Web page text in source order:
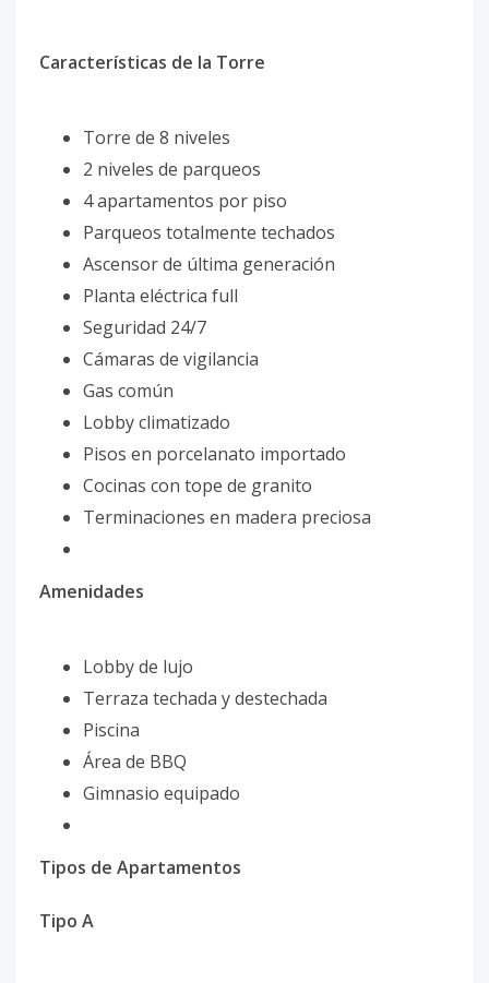
Características de la Torre
Torre de 8 niveles
2 niveles de parqueos
4 apartamentos por piso
Parqueos totalmente techados
Ascensor de última generación
Planta eléctrica full
Seguridad 24/7
Cámaras de vigilancia
Gas común
Lobby climatizado
Pisos en porcelanato importado
Cocinas con tope de granito
Terminaciones en madera preciosa
Amenidades
Lobby de lujo
Terraza techada y destechada
Piscina
Área de BBQ
Gimnasio equipado
Tipos de Apartamentos
Tipo A